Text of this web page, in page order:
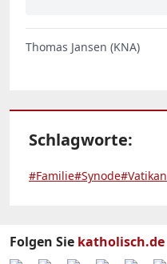
Thomas Jansen (KNA)
Schlagworte:
#Familie#Synode#Vatikan
Folgen Sie katholisch.de